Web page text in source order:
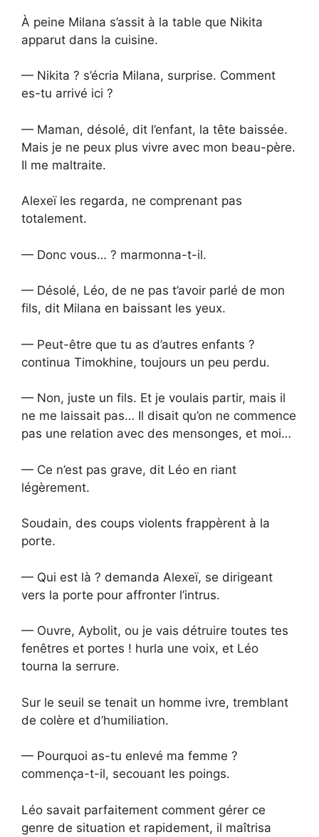
À peine Milana s’assit à la table que Nikita
apparut dans la cuisine.
— Nikita ? s’écria Milana, surprise. Comment
es-tu arrivé ici ?
— Maman, désolé, dit l’enfant, la tête baissée.
Mais je ne peux plus vivre avec mon beau-père.
Il me maltraite.
Alexeï les regarda, ne comprenant pas
totalement.
— Donc vous… ? marmonna-t-il.
— Désolé, Léo, de ne pas t’avoir parlé de mon
fils, dit Milana en baissant les yeux.
— Peut-être que tu as d’autres enfants ?
continua Timokhine, toujours un peu perdu.
— Non, juste un fils. Et je voulais partir, mais il
ne me laissait pas… Il disait qu’on ne commence
pas une relation avec des mensonges, et moi…
— Ce n’est pas grave, dit Léo en riant
légèrement.
Soudain, des coups violents frappèrent à la
porte.
— Qui est là ? demanda Alexeï, se dirigeant
vers la porte pour affronter l’intrus.
— Ouvre, Aybolit, ou je vais détruire toutes tes
fenêtres et portes ! hurla une voix, et Léo
tourna la serrure.
Sur le seuil se tenait un homme ivre, tremblant
de colère et d’humiliation.
— Pourquoi as-tu enlevé ma femme ?
commença-t-il, secouant les poings.
Léo savait parfaitement comment gérer ce
genre de situation et rapidement, il maîtrisa